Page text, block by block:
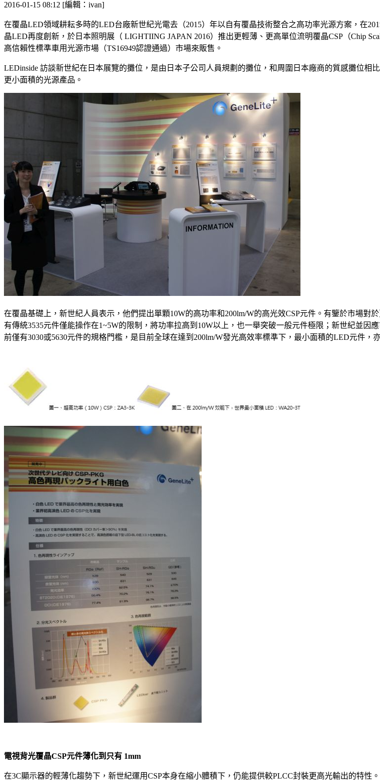
2016-01-15 08:12 [編輯：ivan]
在覆晶LED領域耕耘多時的LED台廠新世紀光電去（2015）年以自有覆晶技術整合之高功率光源方案，在
晶LED再度創新，於日本照明展（ LIGHTIING JAPAN 2016）推出更輕薄、更高單位流明覆晶CSP（Chip
高信賴性標準車用光源市場（TS16949認證通過）市場來販售。
LEDinside 訪談新世紀在日本展覽的攤位，是由日本子公司人員規劃的攤位，和周圍日本廠商的質感攤位
更小面積的光源產品。
在覆晶基礎上，新世紀人員表示，他們提出單顆10W的高功率和200lm/W的高光效CSP元件。有鑒於市場對
有傳統3535元件僅能操作在1~5W的限制，將功率拉高到10W以上，也一舉突破一般元件極限；新世紀並因
前僅有3030或5630元件的規格門檻，是目前全球在達到200lm/W發光高效率標準下，最小面積的LED元件
電視背光覆晶CSP元件薄化到只有 1mm
在3C顯示器的輕薄化趨勢下，新世紀運用CSP本身在縮小體積下，仍能提供較PLCC封裝更高光輸出的特性